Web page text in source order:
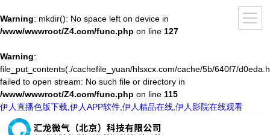
Warning: mkdir(): No space left on device in
/www/wwwroot/Z4.com/func.php on line 127
Warning:
file_put_contents(./cachefile_yuan/hlsxcx.com/cache/5b/640f7/
failed to open stream: No such file or directory in
/www/wwwroot/Z4.com/func.php on line 115
伊人直播色版下载,伊人APP软件,伊人精品在线,伊人影院在线观看